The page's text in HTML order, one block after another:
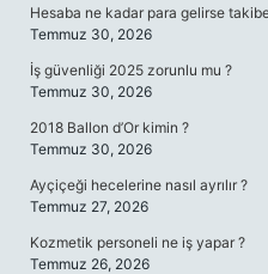
Hesaba ne kadar para gelirse
Temmuz 30, 2026
İş güvenliği 2025 zorunlu mu ?
Temmuz 30, 2026
2018 Ballon d’Or kimin ?
Temmuz 30, 2026
Ayçiçeği hecelerine nasıl ayrılır ?
Temmuz 27, 2026
Kozmetik personeli ne iş yapar ?
Temmuz 26, 2026